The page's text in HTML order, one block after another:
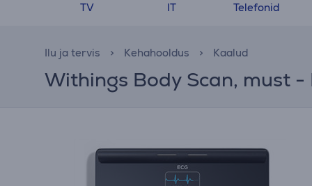
TV IT Telefonid
Ilu ja tervis Kehahooldus Kaalud
Withings Body Scan, must